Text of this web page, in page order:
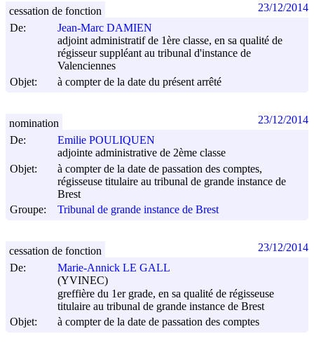
De:
Jean-Marc DAMIEN
adjoint administratif de 1ère classe, en sa qualité de
régisseur suppléant au tribunal d'instance de
Valenciennes
Objet:
à compter de la date du présent arrêté
cessation de fonction 23/12/2014
De:
Emilie POULIQUEN
adjointe administrative de 2ème classe
Objet:
à compter de la date de passation des comptes,
régisseuse titulaire au tribunal de grande instance de
Brest
Groupe:
Tribunal de grande instance de Brest
nomination 23/12/2014
De:
Marie-Annick LE GALL
(YVINEC)
greffière du 1er grade, en sa qualité de régisseuse
titulaire au tribunal de grande instance de Brest
Objet:
à compter de la date de passation des comptes
cessation de fonction 23/12/2014